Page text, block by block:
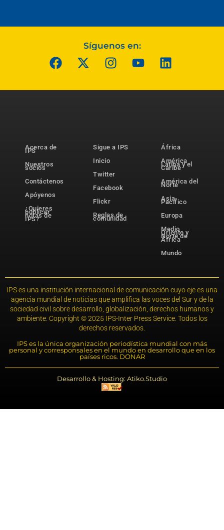
Síguenos en:
Acerca de
IPS
Nuestros
socios
Contáctenos
Apóyenos
¿Quieres
publicar
notas de
IPS?
Sigue a IPS
Inicio
Twitter
Facebook
Flickr
Reglas de
comunidad
África
América
Latina y el
Caribe
América del
Norte
Asia-
Pacífico
Europa
Medio
Oriente y
Norte de
África
Mundo
IPS es una institución internacional de comunicación cuyo eje es una
agencia mundial de noticias que amplifica las voces del Sur y de la
sociedad civil sobre desarrollo, globalización, derechos humanos y
ambiente. Copyright © 2025 IPS-Inter Press Service. Todos los
derechos reservados.
IPS es la única organización periodística mundial con más
personal y corresponsales en el mundo en desarrollo que en los
países ricos. DONAR
Desarrollo & Hosting: Atiko.Studio